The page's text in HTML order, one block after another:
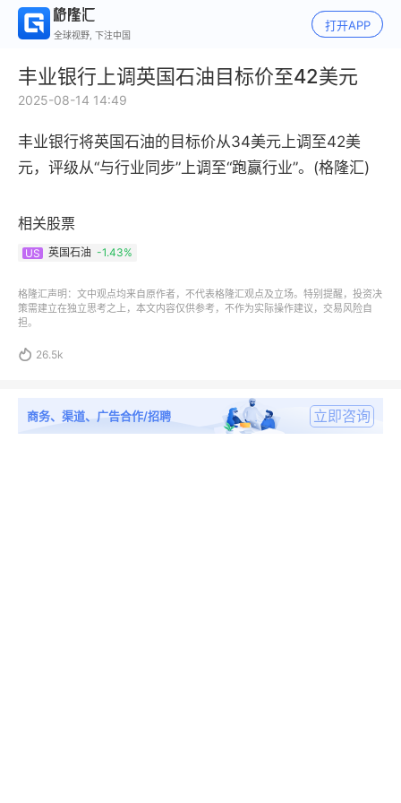
全球视野, 下注中国
打开APP
丰业银行上调英国石油目标价至42美元
2025-08-14 14:49
丰业银行将英国石油的目标价从34美元上调至42美
元，评级从“与行业同步”上调至“跑赢行业”。(格隆汇)
相关股票
US 英国石油 -1.43%
格隆汇声明：文中观点均来自原作者，不代表格隆汇观点及立场。特别提醒，投资决
策需建立在独立思考之上，本文内容仅供参考，不作为实际操作建议，交易风险自
担。
 26.5k
商务、渠道、广告合作/招聘 立即咨询